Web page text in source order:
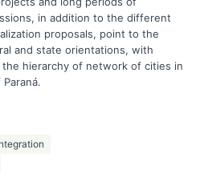
in addition to the different
proposals, point to the
and state orientations, with
hierarchy of network of cities in